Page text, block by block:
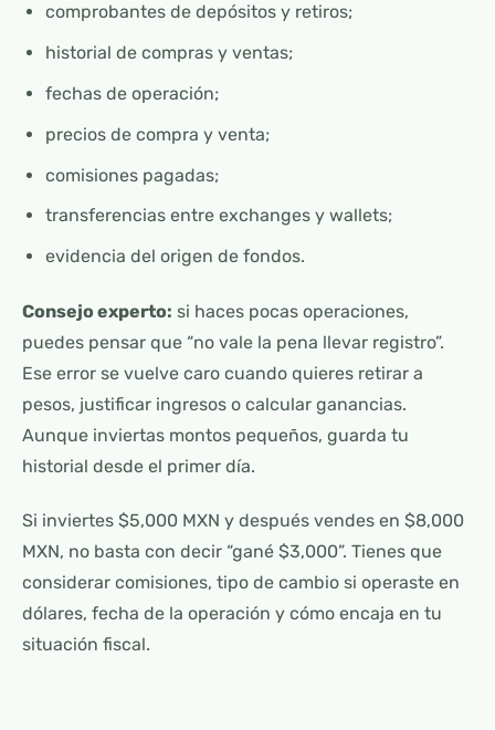
comprobantes de depósitos y retiros;
historial de compras y ventas;
fechas de operación;
precios de compra y venta;
comisiones pagadas;
transferencias entre exchanges y wallets;
evidencia del origen de fondos.
Consejo experto: si haces pocas operaciones,
puedes pensar que “no vale la pena llevar registro”.
Ese error se vuelve caro cuando quieres retirar a
pesos, justificar ingresos o calcular ganancias.
Aunque inviertas montos pequeños, guarda tu
historial desde el primer día.
Si inviertes $5,000 MXN y después vendes en $8,000
MXN, no basta con decir “gané $3,000”. Tienes que
considerar comisiones, tipo de cambio si operaste en
dólares, fecha de la operación y cómo encaja en tu
situación fiscal.